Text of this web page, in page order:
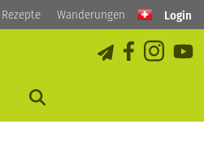
Rezepte Wanderungen Login